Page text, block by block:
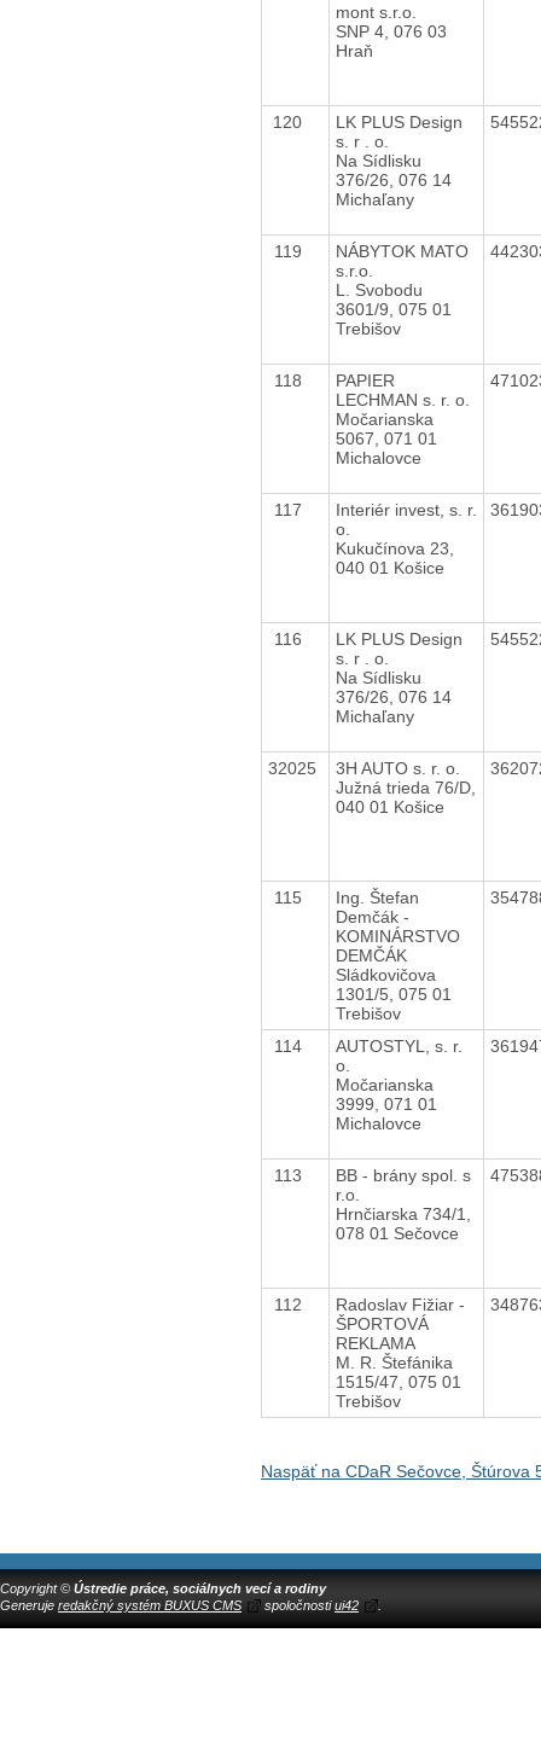
mont s.r.o.
SNP 4, 076 03
Hraň
120
LK PLUS Design
s. r . o.
Na Sídlisku
376/26, 076 14
Michaľany
119
NÁBYTOK MATO
s.r.o.
L. Svobodu
3601/9, 075 01
Trebišov
118
PAPIER
LECHMAN s. r. o.
Močarianska
5067, 071 01
Michalovce
117
Interiér invest, s. r.
o.
Kukučínova 23,
040 01 Košice
116
LK PLUS Design
s. r . o.
Na Sídlisku
376/26, 076 14
Michaľany
32025
3H AUTO s. r. o.
Južná trieda 76/D,
040 01 Košice
115
Ing. Štefan
Demčák -
KOMINÁRSTVO
DEMČÁK
Sládkovičova
1301/5, 075 01
Trebišov
114
AUTOSTYL, s. r.
o.
Močarianska
3999, 071 01
Michalovce
113
BB - brány spol. s
r.o.
Hrnčiarska 734/1,
078 01 Sečovce
112
Radoslav Fižiar -
ŠPORTOVÁ
REKLAMA
M. R. Štefánika
1515/47, 075 01
Trebišov
Naspäť na CDaR Sečovce, Štúrova
Copyright © Ústredie práce, sociálnych vecí a rodiny
Generuje redakčný systém BUXUS CMS spoločnostiui42